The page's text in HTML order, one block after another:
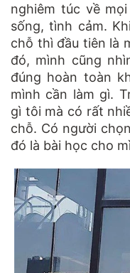
nghiêm túc về
sống, tình cảm.
chỗ thì đầu tiên là
đó, mình cũng
đúng hoàn toàn
mình cần làm gì.
gì tôi mà có rất
chỗ. Có người
đó là bài học cho